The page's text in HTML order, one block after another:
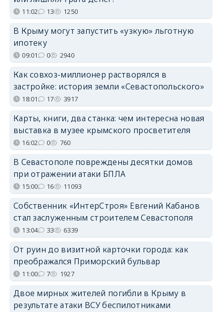
11:02 13 1250
В Крыму могут запустить «узкую» льготную
ипотеку
09:01 0 2940
Как совхоз-миллионер растворялся в
застройке: история земли «Севастопольского»
18:01 17 3917
Карты, книги, два станка: чем интересна новая
выставка в музее крымского просветителя
16:02 0 760
В Севастополе повреждены десятки домов
при отражении атаки БПЛА
15:00 16 11093
Собственник «ИнтерСтроя» Евгений Кабанов
стал заслуженным строителем Севастополя
13:04 33 6339
От руин до визитной карточки города: как
преображался Приморский бульвар
11:00 7 1927
Двое мирных жителей погибли в Крыму в
результате атаки ВСУ беспилотниками